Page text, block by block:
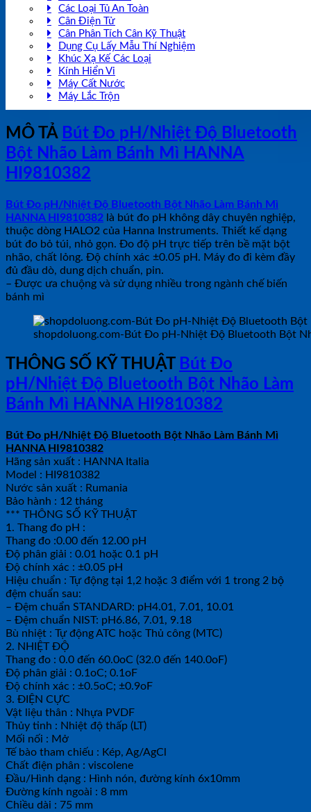
Các Loại Tủ An Toàn
Cân Điện Tử
Cân Phân Tích Cân Kỹ Thuật
Dụng Cụ Lấy Mẫu Thí Nghiệm
Khúc Xạ Kế Các Loại
Kính Hiển Vi
Máy Cất Nước
Máy Lắc Trộn
MÔ TẢ Bút Đo pH/Nhiệt Độ Bluetooth
Bột Nhão Làm Bánh Mì HANNA
HI9810382
Bút Đo pH/Nhiệt Độ Bluetooth Bột Nhão Làm Bánh Mì
HANNA HI9810382 là bút đo pH không dây chuyên nghiệp,
thuộc dòng HALO2 của Hanna Instruments. Thiết kế dạng
bút đo bỏ túi, nhỏ gọn. Đo độ pH trực tiếp trên bề mặt bột
nhão, chất lỏng. Độ chính xác ±0.05 pH. Máy đo đi kèm đầy
đủ đầu dò, dung dịch chuẩn, pin.
– Được ưa chuộng và sử dụng nhiều trong ngành chế biến
bánh mì
shopdoluong.com-Bút Đo pH-Nhiệt Độ Bluetooth Bột
THÔNG SỐ KỸ THUẬT
Bút Đo
pH/Nhiệt Độ Bluetooth Bột Nhão Làm
Bánh Mì HANNA HI9810382
Bút Đo pH/Nhiệt Độ Bluetooth Bột Nhão Làm Bánh Mì
HANNA HI9810382
Hãng sản xuất : HANNA Italia
Model : HI9810382
Nước sản xuất : Rumania
Bảo hành : 12 tháng
*** THÔNG SỐ KỸ THUẬT
1. Thang đo pH :
Thang đo :0.00 đến 12.00 pH
Độ phân giải : 0.01 hoặc 0.1 pH
Độ chính xác : ±0.05 pH
Hiệu chuẩn : Tự động tại 1,2 hoặc 3 điểm với 1 trong 2 bộ
đệm chuẩn sau:
– Đệm chuẩn STANDARD: pH4.01, 7.01, 10.01
– Đệm chuẩn NIST: pH6.86, 7.01, 9.18
Bù nhiệt : Tự động ATC hoặc Thủ công (MTC)
2. NHIỆT ĐỘ
Thang đo : 0.0 đến 60.0oC (32.0 đến 140.0oF)
Độ phân giải : 0.1oC; 0.1oF
Độ chính xác : ±0.5oC; ±0.9oF
3. ĐIỆN CỰC
Vật liệu thân : Nhựa PVDF
Thủy tinh : Nhiệt độ thấp (LT)
Mối nối : Mở
Tế bào tham chiếu : Kép, Ag/AgCl
Chất điện phân : viscolene
Đầu/Hình dạng : Hình nón, đường kính 6x10mm
Đường kính ngoài : 8 mm
Chiều dài : 75 mm